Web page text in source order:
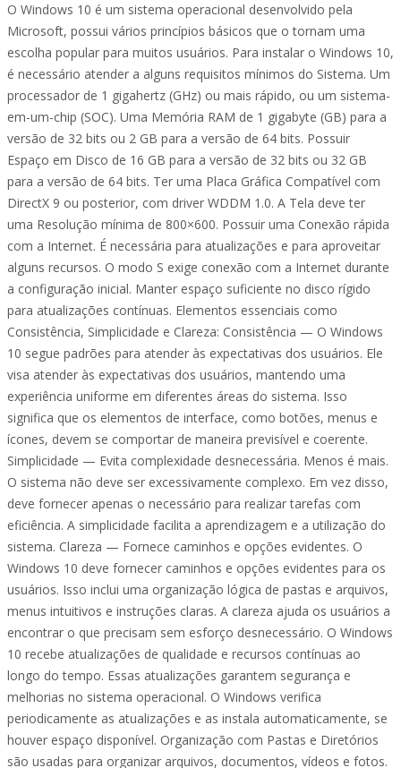
O Windows 10 é um sistema operacional desenvolvido pela
Microsoft, possui vários princípios básicos que o tornam uma
escolha popular para muitos usuários. Para instalar o Windows 10,
é necessário atender a alguns requisitos mínimos do Sistema. Um
processador de 1 gigahertz (GHz) ou mais rápido, ou um sistema-
em-um-chip (SOC). Uma Memória RAM de 1 gigabyte (GB) para a
versão de 32 bits ou 2 GB para a versão de 64 bits. Possuir
Espaço em Disco de 16 GB para a versão de 32 bits ou 32 GB
para a versão de 64 bits. Ter uma Placa Gráfica Compatível com
DirectX 9 ou posterior, com driver WDDM 1.0. A Tela deve ter
uma Resolução mínima de 800×600. Possuir uma Conexão rápida
com a Internet. É necessária para atualizações e para aproveitar
alguns recursos. O modo S exige conexão com a Internet durante
a configuração inicial. Manter espaço suficiente no disco rígido
para atualizações contínuas. Elementos essenciais como
Consistência, Simplicidade e Clareza: Consistência — O Windows
10 segue padrões para atender às expectativas dos usuários. Ele
visa atender às expectativas dos usuários, mantendo uma
experiência uniforme em diferentes áreas do sistema. Isso
significa que os elementos de interface, como botões, menus e
ícones, devem se comportar de maneira previsível e coerente.
Simplicidade — Evita complexidade desnecessária. Menos é mais.
O sistema não deve ser excessivamente complexo. Em vez disso,
deve fornecer apenas o necessário para realizar tarefas com
eficiência. A simplicidade facilita a aprendizagem e a utilização do
sistema. Clareza — Fornece caminhos e opções evidentes. O
Windows 10 deve fornecer caminhos e opções evidentes para os
usuários. Isso inclui uma organização lógica de pastas e arquivos,
menus intuitivos e instruções claras. A clareza ajuda os usuários a
encontrar o que precisam sem esforço desnecessário. O Windows
10 recebe atualizações de qualidade e recursos contínuas ao
longo do tempo. Essas atualizações garantem segurança e
melhorias no sistema operacional. O Windows verifica
periodicamente as atualizações e as instala automaticamente, se
houver espaço disponível. Organização com Pastas e Diretórios
são usadas para organizar arquivos, documentos, vídeos e fotos.